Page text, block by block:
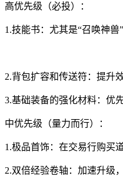
高优先级（必投）：
1.技能书：尤其是“召唤神
2.背包扩容和传送符：提升
3.基础装备的强化材料：优
中优先级（量力而行）：
1.极品首饰：在交易行购买
2.双倍经验卷轴：加速升级